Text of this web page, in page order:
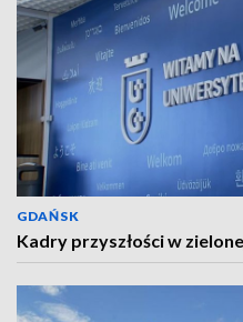
GDAŃSK
Kadry przyszłości w